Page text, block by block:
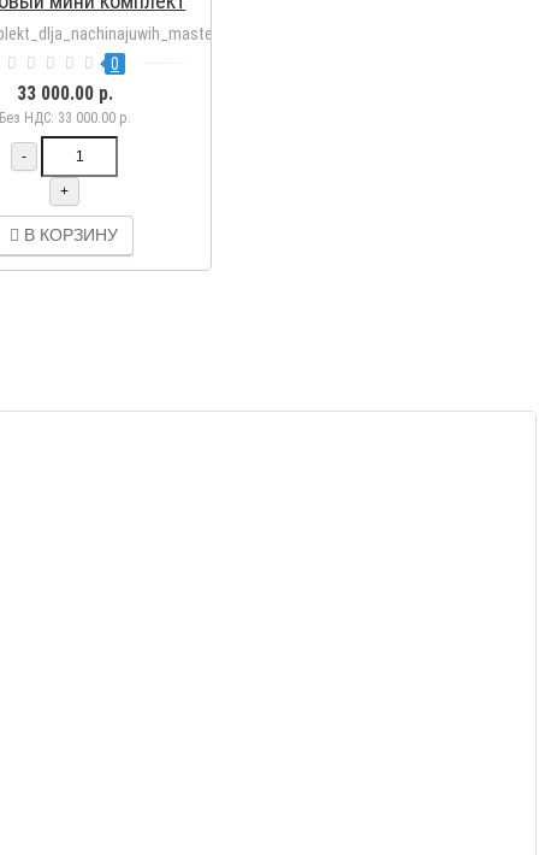
мастеров!
0
33 000.00 р.
Без НДС: 33 000.00 р.
-
+
В КОРЗИНУ